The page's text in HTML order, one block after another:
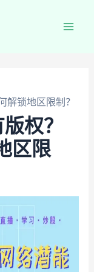
解锁地区限制？
权？
区限